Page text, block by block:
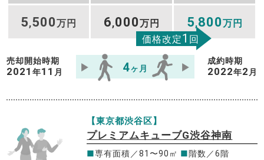
5,500万円 6,000万円 5,800万円
価格改定1 回
売却開始時期
2021年11 月 4ヶ月
成約時期
2022年2 月
【東京都渋谷区】
プレミアムキューブG渋谷神南
■専有面積／81〜90㎡ ■階数／6階